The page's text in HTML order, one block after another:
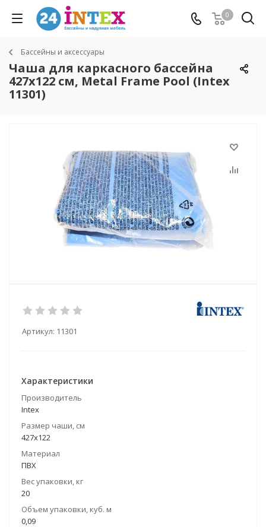
0
Бассейны и аксессуары
Чаша для каркасного бассейна
427x122 см, Metal Frame Pool (Intex
11301)
Артикул: 11301
Характеристики
Производитель
Intex
Размер чаши, см
427x122
Материал
ПВХ
Вес упаковки, кг
20
Объем упаковки, куб. м
0,09